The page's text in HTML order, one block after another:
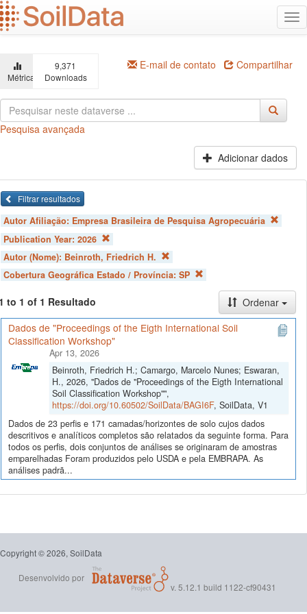
Ir
para
o
principal
Métricas
9,371
Downloads
E-mail de contato Compartilhar
Pesquisa avançada
Adicionar dados
Filtrar resultados
Autor Afiliação: Empresa Brasileira de Pesquisa Agropecuária
Publication Year: 2026
Autor (Nome): Beinroth, Friedrich H.
Cobertura Geográfica Estado / Província: SP
to 1 of 1 Resultado
Ordenar
Dados de "Proceedings of the Eigth International Soil
Classification Workshop"
Apr 13, 2026
Beinroth, Friedrich H.; Camargo, Marcelo Nunes; Eswaran,
H., 2026, "Dados de "Proceedings of the Eigth International
Soil Classification Workshop"",
https://doi.org/10.60502/SoilData/BAGI6F, SoilData, V1
Dados de 23 perfis e 171 camadas/horizontes de solo cujos dados
descritivos e analíticos completos são relatados da seguinte forma. Para
todos os perfis, dois conjuntos de análises se originaram de amostras
emparelhadas Foram produzidos pelo USDA e pela EMBRAPA. As
análises padrã...
Copyright © 2026, SoilData
Desenvolvido por
v. 5.12.1 build 1122-cf90431